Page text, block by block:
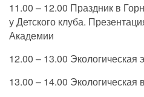
11.00 – 12.00 Праздник в
у Детского клуба.
Академии
12.00 – 13.00 Экологическая
13.00 – 14.00 Экологическая